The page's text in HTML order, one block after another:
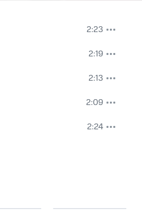
2:23
2:19
2:13
2:09
2:24